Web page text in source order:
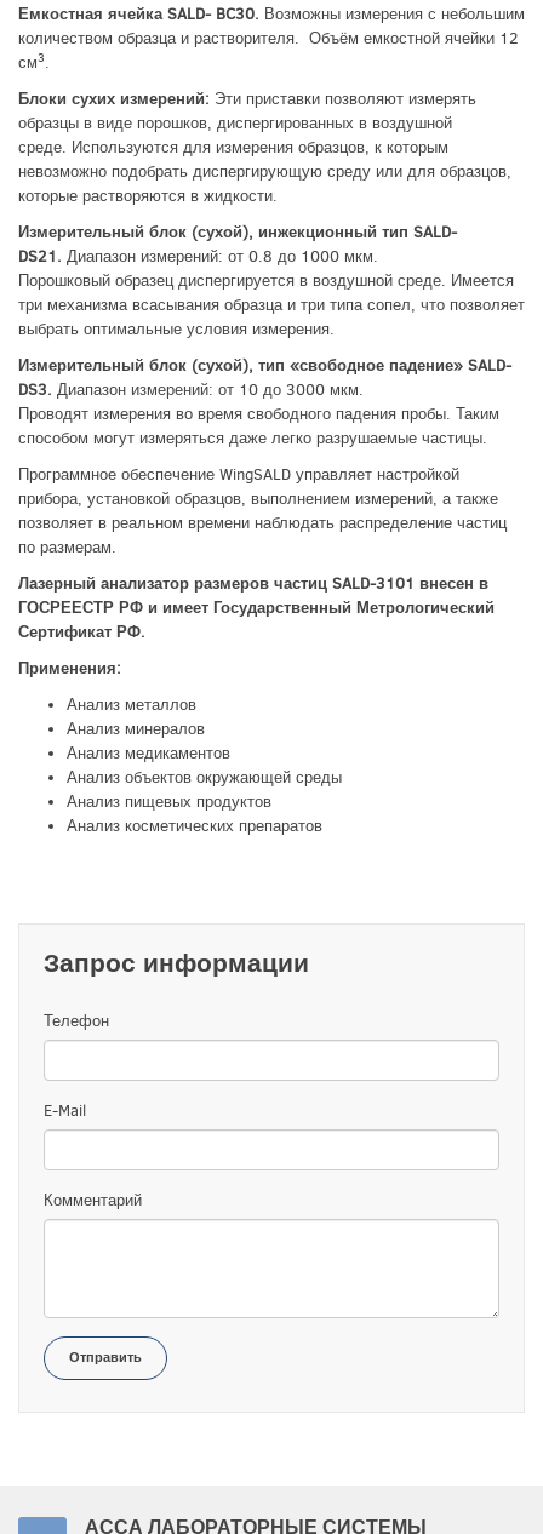
Емкостная ячейка SALD- BC30. Возможны измерения с небольшим
количеством образца и растворителя. Объём емкостной ячейки 12
см3.
Блоки сухих измерений: Эти приставки позволяют измерять
образцы в виде порошков, диспергированных в воздушной
среде. Используются для измерения образцов, к которым
невозможно подобрать диспергирующую среду или для образцов,
которые растворяются в жидкости.
Измерительный блок (сухой), инжекционный тип SALD-
DS21. Диапазон измерений: от 0.8 до 1000 мкм.
Порошковый образец диспергируется в воздушной среде. Имеется
три механизма всасывания образца и три типа сопел, что позволяет
выбрать оптимальные условия измерения.
Измерительный блок (сухой), тип «свободное падение» SALD-
DS3. Диапазон измерений: от 10 до 3000 мкм.
Проводят измерения во время свободного падения пробы. Таким
способом могут измеряться даже легко разрушаемые частицы.
Программное обеспечение WingSALD управляет настройкой
прибора, установкой образцов, выполнением измерений, а также
позволяет в реальном времени наблюдать распределение частиц
по размерам.
Лазерный анализатор размеров частиц SALD-3101 внесен в
ГОСРЕЕСТР РФ и имеет Государственный Метрологический
Сертификат РФ.
Применения:
Анализ металлов
Анализ минералов
Анализ медикаментов
Анализ объектов окружающей среды
Анализ пищевых продуктов
Анализ косметических препаратов
Запрос информации
Телефон
E-Mail
Комментарий
Отправить
АССА ЛАБОРАТОРНЫЕ СИСТЕМЫ